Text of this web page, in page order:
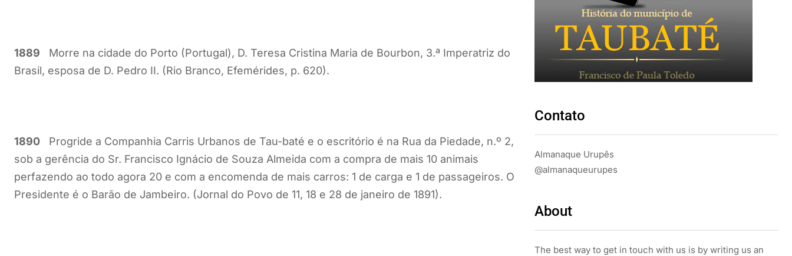
1889 Morre na cidade do Porto (Portugal), D. Teresa Cristina Maria de Bourbon, 3.ª Imperatriz do
Brasil, esposa de D. Pedro II. (Rio Branco, Efemérides, p. 620).
1890 Progride a Companhia Carris Urbanos de Tau-baté e o escritório é na Rua da Piedade, n.º 2,
sob a gerência do Sr. Francisco Ignácio de Souza Almeida com a compra de mais 10 animais
perfazendo ao todo agora 20 e com a encomenda de mais carros: 1 de carga e 1 de passageiros. O
Presidente é o Barão de Jambeiro. (Jornal do Povo de 11, 18 e 28 de janeiro de 1891).
Contato
Almanaque Urupês
@almanaqueurupes
About
The best way to get in touch with us is by writing us an